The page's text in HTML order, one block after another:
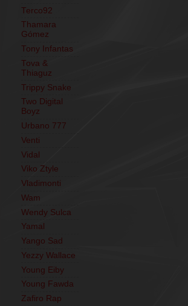
Terco92
Thamara
Gómez
Tony Infantas
Tova &
Thiaguz
Trippy Snake
Two Digital
Boyz
Urbano 777
Venti
Vidal
Viko Ztyle
Vladimonti
Wam
Wendy Sulca
Yamal
Yango Sad
Yezzy Wallace
Young Eiby
Young Fawda
Zafiro Rap